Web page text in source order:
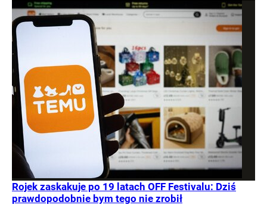
Rojek zaskakuje po 19 latach OFF Festivalu: Dziś
prawdopodobnie bym tego nie zrobił